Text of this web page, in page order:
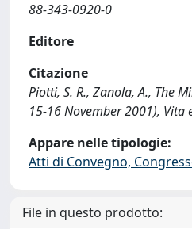
88-343-0920-0
Editore
Citazione
Piotti, S. R., Zanola, A., The
15-16 November 2001),
Appare nelle tipologie:
Atti di Convegno,
File in questo prodotto: